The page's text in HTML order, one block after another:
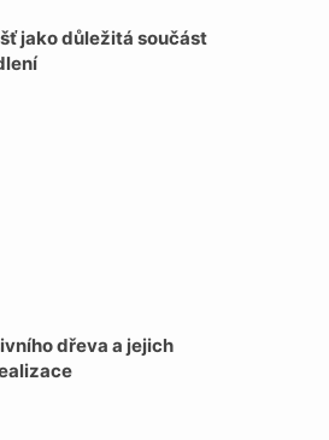
jako důležitá součást
dřeva a jejich